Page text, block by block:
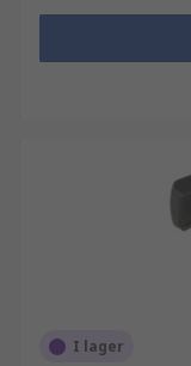
I lager